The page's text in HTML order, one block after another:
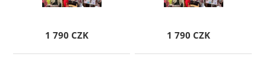
1 790 CZK 1 790 CZK